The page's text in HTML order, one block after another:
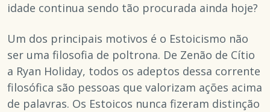
idade continua sendo tão procurada ainda hoje?
Um dos principais motivos é o Estoicismo não
ser uma filosofia de poltrona. De Zenão de Cítio
a Ryan Holiday, todos os adeptos dessa corrente
filosófica são pessoas que valorizam ações acima
de palavras. Os Estoicos nunca fizeram distinção